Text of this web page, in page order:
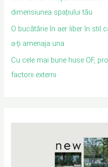
dimensiunea spațiului tău
O bucătărie în aer liber în stil
a-ți amenaja una
Cu cele mai bune huse OF,
factorii externi